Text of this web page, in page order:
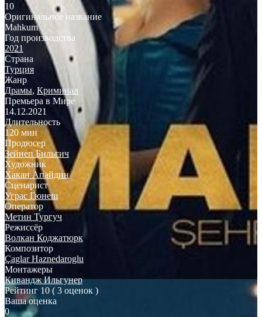
10
Оригинальное название
Mahkum
Год производства
2021
Страна
Турция
Жанр
Драмы, Криминал
Премьера в Мире
14.12.2021
Длительность
120 мин
Продюсер
Зейнеп Бильгич
Художник
Хакан Апайдин
Сценарист
Уграс Гюнеш
Оператор
Метин Тургуч
Режиссёр
Волкан Коджатюрк
Композитор
Çaglar Haznedaroglu
Монтажеры
Кивандж Ильгунер
Рейтинг 10 ( 3 оценок )
Ваша оценка
0